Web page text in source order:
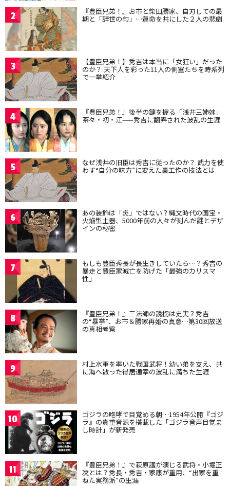
2 『豊臣兄弟！』お市と柴田勝家、自刃しての最
期と「辞世の句」…運命を共にした２人の悲劇
3 【豊臣兄弟！】秀吉は本当に「女狂い」だった
のか？ 天下人を彩った11人の側室たちを時系列
で一挙紹介
4 『豊臣兄弟！』後半の鍵を握る「浅井三姉妹」
茶々・初・江——秀吉に翻弄された波乱の生涯
5 なぜ浅井の旧臣は秀吉に従ったのか？ 武力を使
わず“自分の味方”に変えた裏工作の技法とは
6 あの装飾は「炎」ではない？縄文時代の国宝・
火焔型土器、5000年前の人々が刻んだ謎とデザ
インの秘密
7 もしも豊臣秀長が長生きしていたら…？秀吉の
暴走と豊臣家滅亡を防げた「最強のカリスマ
性」
8 『豊臣兄弟！』三法師の誘拐は史実？秀吉
の“暴挙”、お市＆勝家再婚の真意…第30回放送
の真相考察
9 村上水軍を率いた戦国武将！幼い弟を支え、共
に海へ散った得居通幸の波乱に満ちた生涯
10 ゴジラの咆哮で目覚める朝…1954年公開『ゴジ
ラ』の貴重音源を搭載した「ゴジラ音声目覚ま
し時計」が新発売
11 『豊臣兄弟！』で萩原護が演じる武将・小堀正
次とは？秀長・秀吉・家康が重用、“出家を重
ねた実務派”の生涯